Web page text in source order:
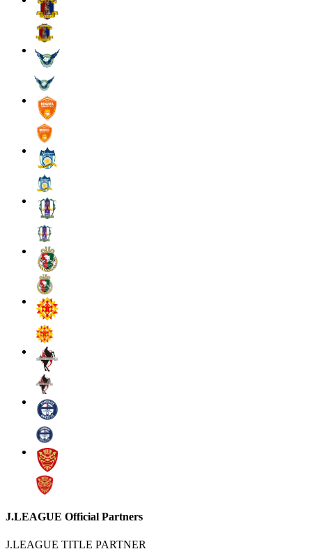
J.LEAGUE Official Partners
J.LEAGUE TITLE PARTNER